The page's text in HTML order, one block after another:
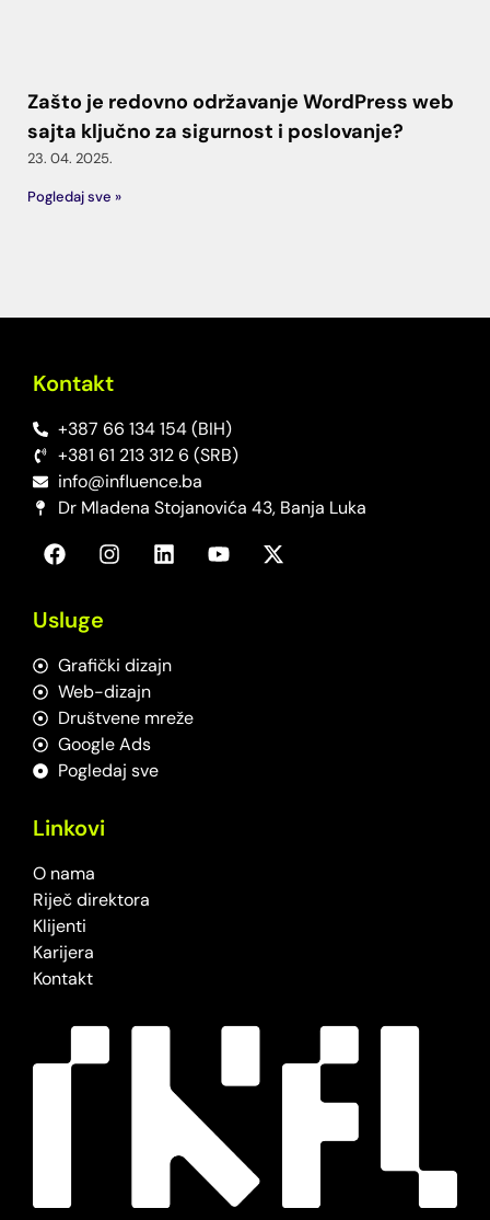
Zašto je redovno održavanje WordPress web
sajta ključno za sigurnost i poslovanje?
23. 04. 2025.
Pogledaj sve »
Kontakt
+387 66 134 154 (BIH)
+381 61 213 312 6 (SRB)
info@influence.ba
Dr Mladena Stojanovića 43, Banja Luka
Usluge
Grafički dizajn
Web-dizajn
Društvene mreže
Google Ads
Pogledaj sve
Linkovi
O nama
Riječ direktora
Klijenti
Karijera
Kontakt